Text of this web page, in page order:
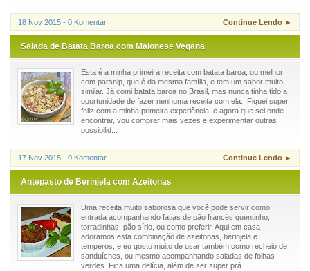
18 Nov 2015 - 0 Komentar Continue Lendo ►
Salada de Batata Baroa com Maionese Vegana
Esta é a minha primeira receita com batata baroa, ou melhor
com parsnip, que é da mesma família, e tem um sabor muito
similar. Já comi batata baroa no Brasil, mas nunca tinha tido a
oportunidade de fazer nenhuma receita com ela. Fiquei super
feliz com a minha primeira experiência, e agora que sei onde
encontrar, vou comprar mais vezes e experimentar outras
possibilid...
17 Nov 2015 - 0 Komentar Continue Lendo ►
Antepasto de Berinjela com Azeitonas
Uma receita muito saborosa que você pode servir como
entrada acompanhando fatias de pão francês quentinho,
torradinhas, pão sírio, ou como preferir. Aqui em casa
adoramos esta combinação de azeitonas, berinjela e
temperos, e eu gosto muito de usar também como recheio de
sanduíches, ou mesmo acompanhando saladas de folhas
verdes. Fica uma delícia, além de ser super prá...